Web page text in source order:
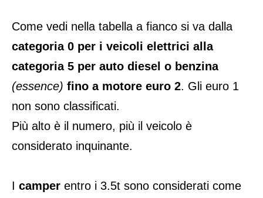
Come vedi nella tabella a fianco si va dalla
categoria 0 per i veicoli elettrici alla
categoria 5 per auto diesel o benzina
(essence) fino a motore euro 2. Gli euro 1
non sono classificati.
Più alto è il numero, più il veicolo è
considerato inquinante.
I camper entro i 3.5t sono considerati come